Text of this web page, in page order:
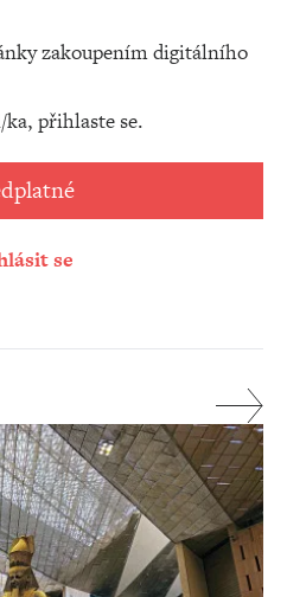
zakoupením digitálního
přihlaste se.
se